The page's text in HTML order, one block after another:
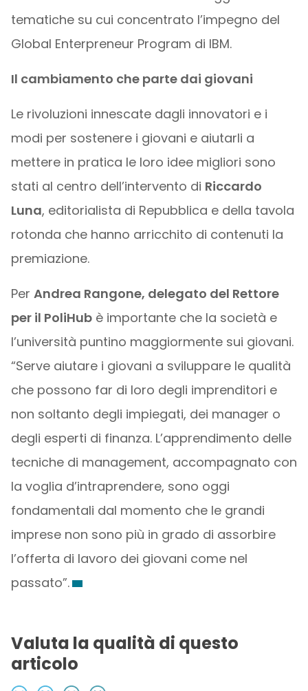
tematiche su cui concentrato l’impegno del
Global Enterpreneur Program di IBM.
Il cambiamento che parte dai giovani
Le rivoluzioni innescate dagli innovatori e i
modi per sostenere i giovani e aiutarli a
mettere in pratica le loro idee migliori sono
stati al centro dell’intervento di Riccardo
Luna, editorialista di Repubblica e della tavola
rotonda che hanno arricchito di contenuti la
premiazione.
Per Andrea Rangone, delegato del Rettore
per il PoliHubè importante che la società e
l’università puntino maggiormente sui giovani.
“Serve aiutare i giovani a sviluppare le qualità
che possono far di loro degli imprenditori e
non soltanto degli impiegati, dei manager o
degli esperti di finanza. L’apprendimento delle
tecniche di management, accompagnato con
la voglia d’intraprendere, sono oggi
fondamentali dal momento che le grandi
imprese non sono più in grado di assorbire
l’offerta di lavoro dei giovani come nel
passato”.
Valuta la qualità di questo
articolo